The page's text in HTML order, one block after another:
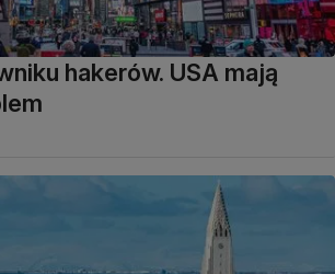
hakerów. USA mają